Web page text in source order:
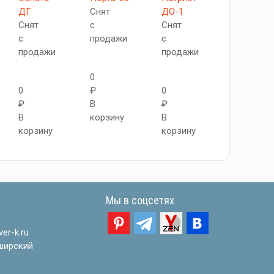
ДГ
Снят
с
продажи
0
₽
В
корзину
Снят
с
продажи
0
₽
В
корзину
ДО-1
Снят
с
продажи
0
₽
В
корзину
k.ru
Мы в соцсетях